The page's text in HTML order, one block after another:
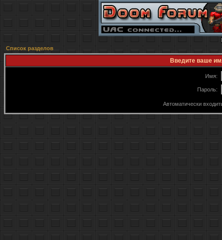
Список разделов
Введите ваше
Имя:
Пароль:
Автоматически